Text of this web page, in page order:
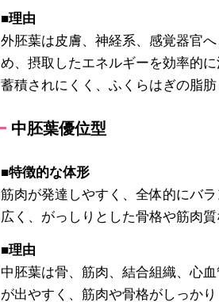
■理由
外胚葉は皮膚、神経系、感覚器官
め、摂取したエネルギーを効率的
蓄積されにくく、ふくらはぎの脂
中胚葉優位型
■特徴的な体形
筋肉が発達しやすく、全体的にバ
広く、がっしりとした骨格や筋肉
■理由
中胚葉は骨、筋肉、結合組織、心
が出やすく、筋肉や骨格がしっか